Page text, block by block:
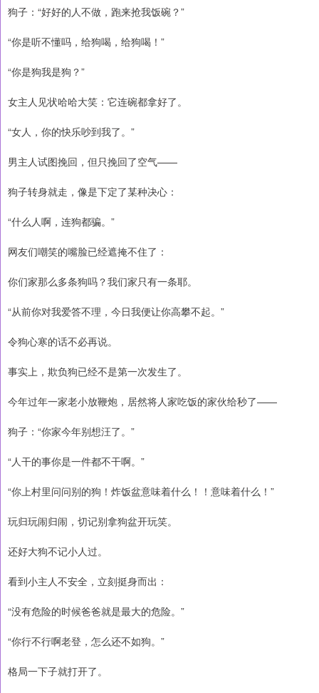
狗子：“好好的人不做，跑来抢我饭碗？”
“你是听不懂吗，给狗喝，给狗喝！”
“你是狗我是狗？”
女主人见状哈哈大笑：它连碗都拿好了。
“女人，你的快乐吵到我了。”
男主人试图挽回，但只挽回了空气——
狗子转身就走，像是下定了某种决心：
“什么人啊，连狗都骗。”
网友们嘲笑的嘴脸已经遮掩不住了：
你们家那么多条狗吗？我们家只有一条耶。
“从前你对我爱答不理，今日我便让你高攀不起。”
令狗心寒的话不必再说。
事实上，欺负狗已经不是第一次发生了。
今年过年一家老小放鞭炮，居然将人家吃饭的家伙给秒了——
狗子：“你家今年别想汪了。”
“人干的事你是一件都不干啊。”
“你上村里问问别的狗！炸饭盆意味着什么！！意味着什么！”
玩归玩闹归闹，切记别拿狗盆开玩笑。
还好大狗不记小人过。
看到小主人不安全，立刻挺身而出：
“没有危险的时候爸爸就是最大的危险。”
“你行不行啊老登，怎么还不如狗。”
格局一下子就打开了。